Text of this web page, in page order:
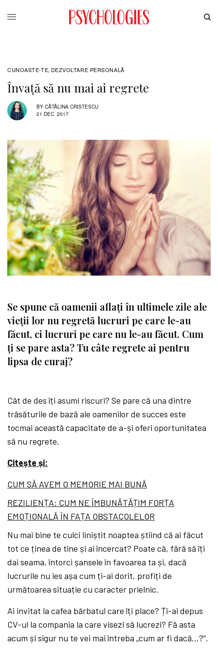
CUNOASTE-TE, DEZVOLTARE PERSONALĂ
Învață să nu mai ai regrete
BY CĂTĂLINA CRISTESCU
21 DEC. 2017
Se spune că oamenii aflați în ultimele zile ale
vieții lor nu regretă lucruri pe care le-au
făcut, ci lucruri pe care nu le-au făcut. Cum
ți se pare asta? Tu câte regrete ai pentru
lipsa de curaj?
Cât de des îți asumi riscuri? Se pare că una dintre
trăsăturile de bază ale oamenilor de succes este
tocmai această capacitate de a-și oferi oportunitatea
să nu regrete.
Citește și:
CUM SĂ AVEM O MEMORIE MAI BUNĂ
REZILIENȚA: CUM NE ÎMBUNĂTĂȚIM FORȚA
EMOȚIONALĂ ÎN FAȚA OBSTACOLELOR
Nu mai bine te culci liniștit noaptea știind că ai făcut
tot ce ținea de tine și ai încercat? Poate că, fără să îți
dai seama, întorci șansele în favoarea ta și, dacă
lucrurile nu ies așa cum ți-ai dorit, profiți de
următoarea situație cu caracter prielnic.
Ai invitat la cafea bărbatul care îți place? Ți-ai depus
CV-ul la compania la care visezi să lucrezi? Fă asta
acum și sigur nu te vei mai întreba „cum ar fi dacă…?“.